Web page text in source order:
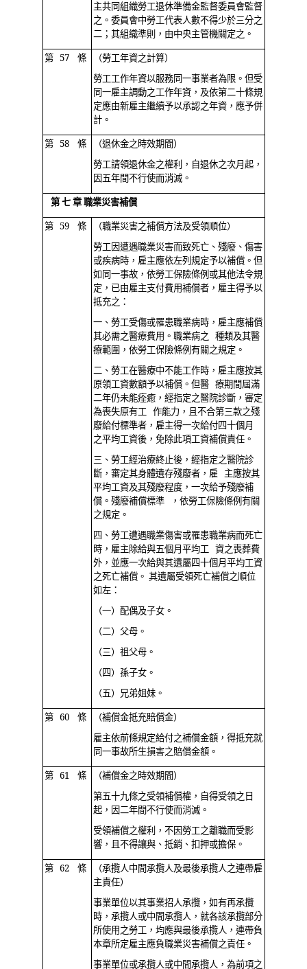
主共同組織勞工退休準備金監督委員會監督
之。委員會中勞工代表人數不得少於三分之
二；其組織準則，由中央主管機關定之。
第 57 條
（勞工年資之計算）
勞工工作年資以服務同一事業者為限。但受
同一雇主調動之工作年資，及依第二十條規
定應由新雇主繼續予以承認之年資，應予併
計。
第 58 條
（退休金之時效期間）
勞工請領退休金之權利，自退休之次月起，
因五年間不行使而消滅。
第 七 章 職業災害補償
第 59 條
（職業災害之補償方法及受領順位）
勞工因遭遇職業災害而致死亡、殘廢、傷害
或疾病時，雇主應依左列規定予以補償。但
如同一事故，依勞工保險條例或其他法令規
定，已由雇主支付費用補償者，雇主得予以
抵充之：
一、勞工受傷或罹患職業病時，雇主應補償
其必需之醫療費用。職業病之 種類及其醫
療範圍，依勞工保險條例有關之規定。
二、勞工在醫療中不能工作時，雇主應按其
原領工資數額予以補償。但醫 療期間屆滿
二年仍未能痊癒，經指定之醫院診斷，審定
為喪失原有工 作能力，且不合第三款之殘
廢給付標準者，雇主得一次給付四十個月
之平均工資後，免除此項工資補償責任。
三、勞工經治療終止後，經指定之醫院診
斷，審定其身體遺存殘廢者，雇 主應按其
平均工資及其殘廢程度，一次給予殘廢補
償。殘廢補償標準 ，依勞工保險條例有關
之規定。
四、勞工遭遇職業傷害或罹患職業病而死亡
時，雇主除給與五個月平均工 資之喪葬費
外，並應一次給與其遺屬四十個月平均工資
之死亡補償。 其遺屬受領死亡補償之順位
如左：
（一）配偶及子女。
（二）父母。
（三）祖父母。
（四）孫子女。
（五）兄弟姐妹。
第 60 條
（補償金抵充賠償金）
雇主依前條規定給付之補償金額，得抵充就
同一事故所生損害之賠償金額。
第 61 條
（補償金之時效期間）
第五十九條之受領補償權，自得受領之日
起，因二年間不行使而消滅。
受領補償之權利，不因勞工之離職而受影
響，且不得讓與、抵銷、扣押或擔保。
第 62 條
（承攬人中間承攬人及最後承攬人之連帶雇
主責任）
事業單位以其事業招人承攬，如有再承攬
時，承攬人或中間承攬人，就各該承攬部分
所使用之勞工，均應與最後承攬人，連帶負
本章所定雇主應負職業災害補償之責任。
事業單位或承攬人或中間承攬人，為前項之